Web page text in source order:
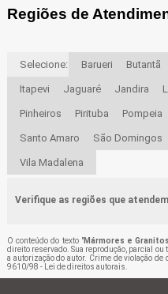
Regiões de
Selecione: Barueri Butantã
Itapevi Jaguaré Jandira
Pinheiros Pirituba Pompeia
Santo Amaro São Domingos
Vila Madalena
Verifique as regiões que
O conteúdo do texto "Mármores e
direito reservado. Sua reprodução, parcial
a autorização do autor. Crime de violação
9610/98 - Lei de direitos autorais.